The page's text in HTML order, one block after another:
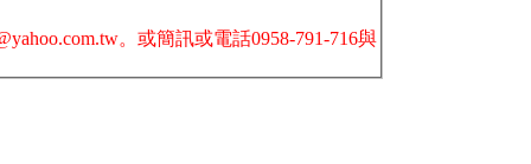
。或簡訊或電話0958-791-716與